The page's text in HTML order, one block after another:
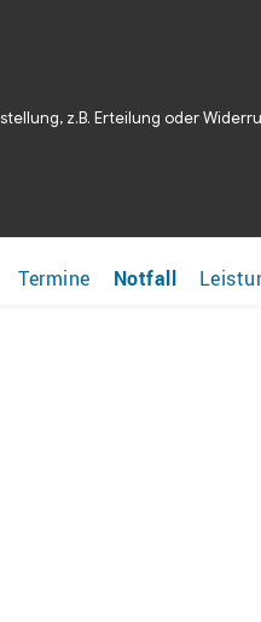
Termine Notfall
z.B. Erteilung oder